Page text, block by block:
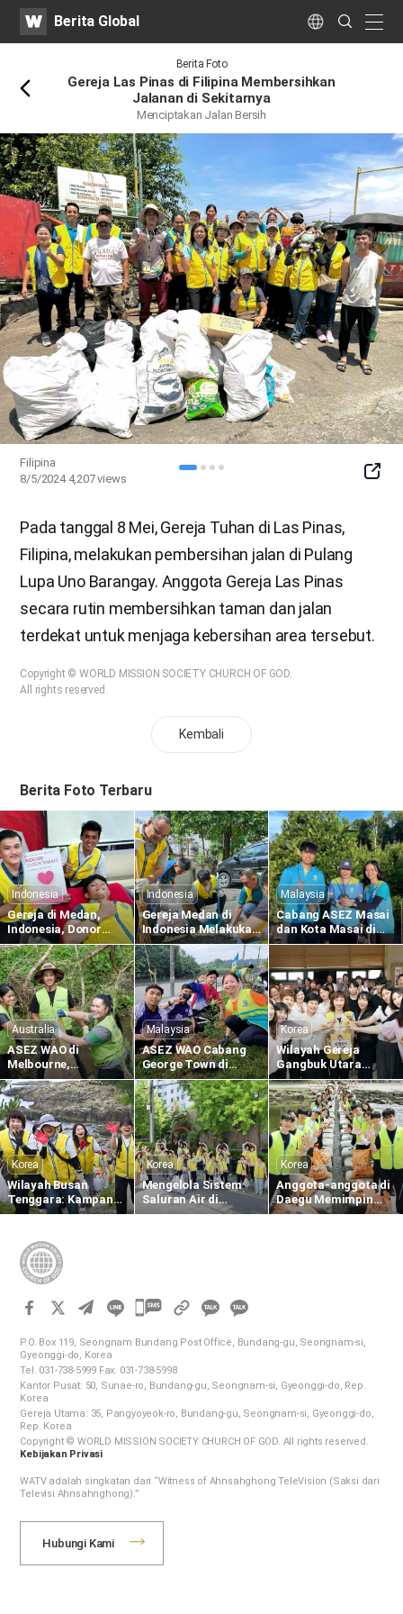
WATVBerita Global Language
Search
Submit
Berita Foto
Gereja Las Pinas di Filipina Membersihkan
Jalanan di Sekitarnya
Menciptakan Jalan Bersih
Filipina
8/5/2024 4,207views
SNS
Pada tanggal 8 Mei, Gereja Tuhan di Las Pinas,
Filipina, melakukan pembersihan jalan di Pulang
Lupa Uno Barangay. Anggota Gereja Las Pinas
secara rutin membersihkan taman dan jalan
terdekat untuk menjaga kebersihan area tersebut.
Copyright © WORLD MISSION SOCIETY CHURCH OF GOD.
All rights reserved.
Kembali
Berita Foto Terbaru
Indonesia
Gereja di Medan,
Indonesia, Donor
Darah Sedunia ke-
1.634 untuk
Memberikan
Kehidupan Melalui
Kasih Paskah
Indonesia
Gereja Medan di
Indonesia Melakukan
Pembersihan di
Kompeks Merbau
Mas
Malaysia
Cabang ASEZ Masai
dan Kota Masai di
Malaysia Menanam
Bibit Bakau di Sungai
Pulai
Australia
ASEZ WAO di
Melbourne,
Australia,
Melaksanakan
Pembersihan di
Dekat Koonung Creek
Malaysia
ASEZ WAO Cabang
George Town di
Malaysia Menanam
Bibit Eugenia di
Sekolah Menengah
Kebangsaan Taman
Widuri
Korea
Wilayah Gereja
Gangbuk Utara
Mengadakan Donor
Darah di Pusat
Darah Dongbu Seoul
Korea
Wilayah Busan
Tenggara: Kampanye
Menghapus Jejak
Korea
Mengelola Sistem
Saluran Air di
Wilayah Gangseo
Korea
Anggota-anggota di
Daegu Memimpin
Kampanye
카
오
공
하
카
오
공
유
하
P.O. Box 119, Seongnam Bundang Post Office, Bundang-gu, Seongnam-si,
Gyeonggi-do, Korea
Tel. 031-738-5999 Fax. 031-738-5998
Kantor Pusat: 50, Sunae-ro, Bundang-gu, Seongnam-si, Gyeonggi-do, Rep.
Korea
Gereja Utama: 35, Pangyoyeok-ro, Bundang-gu, Seongnam-si, Gyeonggi-do,
Rep. Korea
Copyright © WORLD MISSION SOCIETY CHURCH OF GOD. All rights reserved.
Kebijakan Privasi
WATV adalah singkatan dari “Witness of Ahnsahghong TeleVision (Saksi dari
Televisi Ahnsahnghong).”
Hubungi Kami